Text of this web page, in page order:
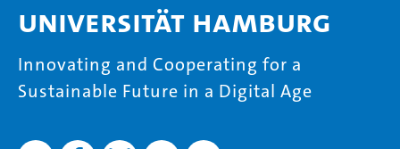
Universität Hamburg
Innovating and Cooperating for a
Sustainable Future in a Digital Age